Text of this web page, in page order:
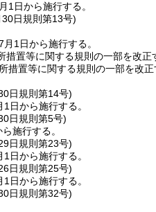
1日から施行する。
30日規則第13号)
1日から施行する。
措置等に関する規則の一部を改正
措置等に関する規則の一部を改正
日規則第14号)
日から施行する。
日規則第5号)
施行する。
日規則第23号)
日から施行する。
日規則第25号)
日から施行する。
日規則第32号)